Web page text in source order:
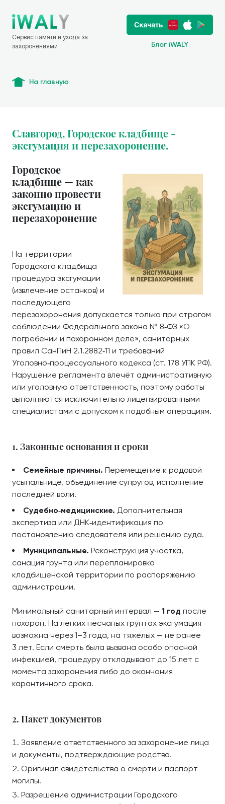
Сервис памяти и ухода за
захоронениями
Блог iWALY
На главную
Славгород, Городское кладбище -
эксгумация и перезахоронение.
Городское
кладбище — как
законно провести
эксгумацию и
перезахоронение
На территории
Городского кладбища
процедура эксгумации
(извлечение останков) и
последующего
перезахоронения допускается только при строгом
соблюдении Федерального закона № 8‑ФЗ «О
погребении и похоронном деле», санитарных
правил СанПиН 2.1.2882‑11 и требований
Уголовно‑процессуального кодекса (ст. 178 УПК РФ).
Нарушение регламента влечёт административную
или уголовную ответственность, поэтому работы
выполняются исключительно лицензированными
специалистами с допуском к подобным операциям.
1. Законные основания и сроки
Семейные причины. Перемещение к родовой
усыпальнице, объединение супругов, исполнение
последней воли.
Судебно‑медицинские. Дополнительная
экспертиза или ДНК‑идентификация по
постановлению следователя или решению суда.
Муниципальные. Реконструкция участка,
санация грунта или перепланировка
кладбищенской территории по распоряжению
администрации.
Минимальный санитарный интервал — 1 год после
похорон. На лёгких песчаных грунтах эксгумация
возможна через 1–3 года, на тяжёлых — не ранее
3 лет. Если смерть была вызвана особо опасной
инфекцией, процедуру откладывают до 15 лет с
момента захоронения либо до окончания
карантинного срока.
2. Пакет документов
Заявление ответственного за захоронение лица
и документы, подтверждающие родство.
Оригинал свидетельства о смерти и паспорт
могилы.
Разрешение администрации Городского